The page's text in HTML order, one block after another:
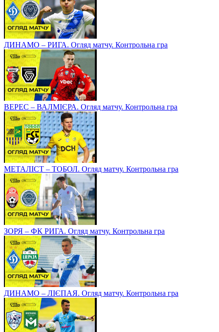
ДИНАМО – РИГА. Огляд матчу. Контрольна гра
ВЕРЕС – ВАЛМІЄРА. Огляд матчу. Контрольна гра
МЕТАЛІСТ – ТОБОЛ. Огляд матчу. Контрольна гра
ЗОРЯ – ФК РИГА. Огляд матчу. Контрольна гра
ДИНАМО – ЛІЄПАЯ. Огляд матчу. Контрольна гра